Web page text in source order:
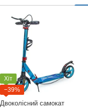
Хіт
−39%
Двоколісний самокат